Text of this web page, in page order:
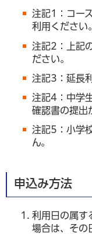
注記1：コー
利用ください。
注記2：上記
ださい。
注記3：延長
注記4：中学
確認書の提出
注記5：小学
ん。
申込み方法
利用日の属す
場合は、その